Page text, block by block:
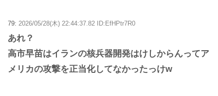
79: 2026/05/28(木) 22:44:37.82 ID:EfHPtr7R0
あれ？
高市早苗はイランの核兵器開発はけしからんってア
メリカの攻撃を正当化してなかったっけw